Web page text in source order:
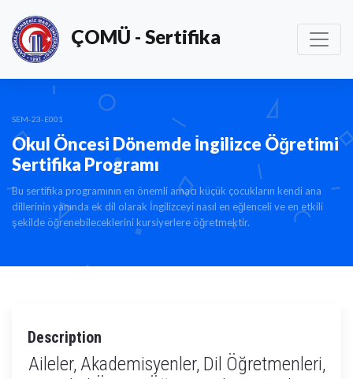
ÇOMÜ - Sertifika
SEM-23-E001
Okul Öncesi Dönemde İngilizce Öğretimi
Sertifika Programı
Bu sertifika programının en önemli amacı küçük çocukların kendi ana
dillerinin yanında ek dil olarak İngilizceyi nasıl en eğlenceli ve en etkili
şekilde öğrenebileceklerini kursiyerlere öğretmektir.
Description
Aileler, Akademisyenler, Dil Öğretmenleri,